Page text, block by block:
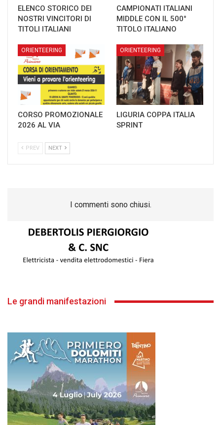
ELENCO STORICO DEI
NOSTRI VINCITORI DI
TITOLI ITALIANI
CAMPIONATI ITALIANI
MIDDLE CON IL 500°
TITOLO ITALIANO
ORIENTEERING
CORSO PROMOZIONALE
2026 AL VIA
ORIENTEERING
LIGURIA COPPA ITALIA
SPRINT
PREV NEXT
I commenti sono chiusi.
Le grandi manifestazioni